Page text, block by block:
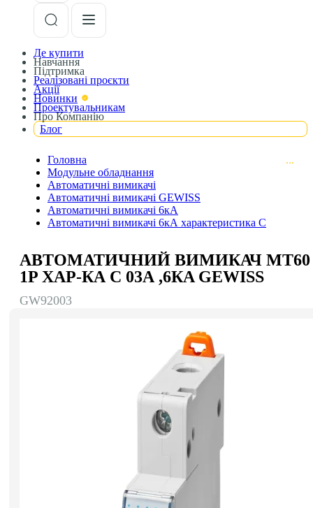
Де купити
Навчання
Підтримка
Реалізовані проєкти
Акції
Новинки
Проектувальникам
Про Компанію
Блог
Головна
Модульне обладнання
Автоматичні вимикачі
Автоматичні вимикачі GEWISS
Автоматичні вимикачі 6кА
Автоматичні вимикачі 6кА характеристика С
АВТОМАТИЧНИЙ ВИМИКАЧ МТ60
1P ХАР-КА C 03А ,6КA GEWISS
GW92003